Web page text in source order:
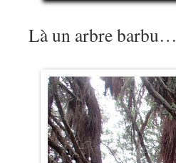
Là un arbre barbu…